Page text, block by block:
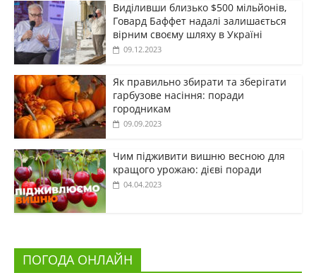
Виділивши близько $500 мільйонів,
Говард Баффет надалі залишається
вірним своєму шляху в Україні
09.12.2023
Як правильно збирати та зберігати
гарбузове насіння: поради
городникам
09.09.2023
Чим підживити вишню весною для
кращого урожаю: дієві поради
04.04.2023
ПОГОДА ОНЛАЙН